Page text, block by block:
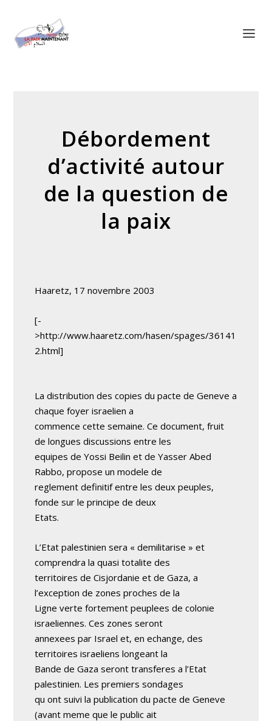
Débordement
d’activité autour
de la question de
la paix
Haaretz, 17 novembre 2003
[-
>http://www.haaretz.com/hasen/spages/36141
2.html]
La distribution des copies du pacte de Geneve a
chaque foyer israelien a
commence cette semaine. Ce document, fruit
de longues discussions entre les
equipes de Yossi Beilin et de Yasser Abed
Rabbo, propose un modele de
reglement definitif entre les deux peuples,
fonde sur le principe de deux
Etats.
L’Etat palestinien sera « demilitarise » et
comprendra la quasi totalite des
territoires de Cisjordanie et de Gaza, a
l’exception de zones proches de la
Ligne verte fortement peuplees de colonie
israeliennes. Ces zones seront
annexees par Israel et, en echange, des
territoires israeliens longeant la
Bande de Gaza seront transferes a l’Etat
palestinien. Les premiers sondages
qu ont suivi la publication du pacte de Geneve
(avant meme que le public ait